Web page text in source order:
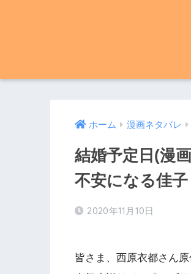
ホーム 漫画ネタバレ
結婚予定日(漫
不安になる佳子
2020年11月10日
皆さま、西原衣都さん原